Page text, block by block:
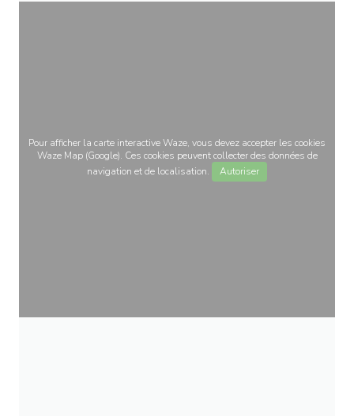
Pour afficher la carte interactive Waze, vous devez accepter les cookies
Waze Map (Google). Ces cookies peuvent collecter des données de
navigation et de localisation.
Autoriser